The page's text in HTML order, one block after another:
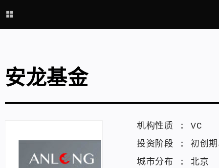
安龙基金
机构性质 : VC
投资阶段 : 初创期
城市分布 : 北京